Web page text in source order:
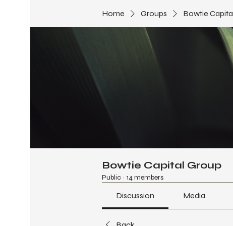
Home Groups Bowtie
Bowtie Capital Group
Public · 14 members
Discussion Media